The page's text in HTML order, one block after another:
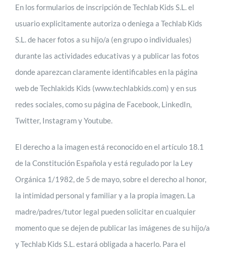
En los formularios de inscripción de Techlab Kids S.L. el
usuario explicitamente autoriza o deniega a Techlab Kids
S.L. de hacer fotos a su hijo/a (en grupo o individuales)
durante las actividades educativas y a publicar las fotos
donde aparezcan claramente identificables en la página
web de Techlakids Kids (www.techlabkids.com) y en sus
redes sociales, como su página de Facebook, LinkedIn,
Twitter, Instagram y Youtube.
El derecho a la imagen está reconocido en el artículo 18.1
de la Constitución Española y está regulado por la Ley
Orgánica 1/1982, de 5 de mayo, sobre el derecho al honor,
la intimidad personal y familiar y a la propia imagen. La
madre/padres/tutor legal pueden solicitar en cualquier
momento que se dejen de publicar las imágenes de su hijo/a
y Techlab Kids S.L. estará obligada a hacerlo. Para el